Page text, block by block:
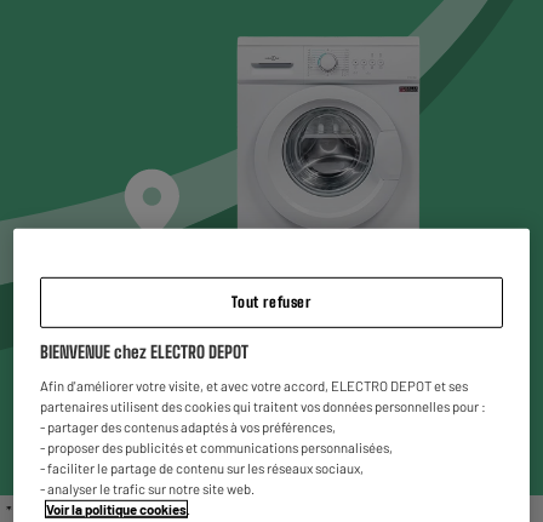
Choisissez un magasin* pour voir les produits
disponibles
Entrez votre code postal ou ville
* Liste des magasins proposant le gros électroménager reconditionné : Chambéry,
Tout refuser
BIENVENUE chez ELECTRO DEPOT
Afin d'améliorer votre visite, et avec votre accord, ELECTRO DEPOT et ses
partenaires utilisent des cookies qui traitent vos données personnelles pour :
- partager des contenus adaptés à vos préférences,
- proposer des publicités et communications personnalisées,
- faciliter le partage de contenu sur les réseaux sociaux,
- analyser le trafic sur notre site web.
Voir la politique cookies